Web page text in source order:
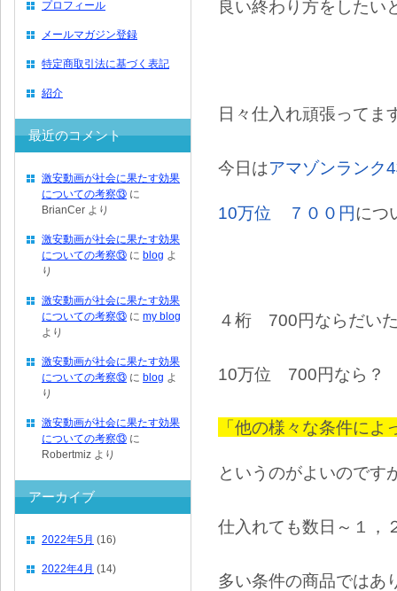
良い終わり方をしたい
日々仕入れ頑張ってま
今日はアマゾンラン
10万位 ７００円につ
４桁 700円ならだい
10万位 700円なら？
「他の様々な条件によ
というのがよいのです
仕入れても数日～１，
多い条件の商品ではあ
プロフィール
メールマガジン登録
特定商取引法に基づく表記
紹介
最近のコメント
激安動画が社会に果たす効果
についての考察⑬ に
BrianCer より
激安動画が社会に果たす効果
についての考察⑬ に blog よ
り
激安動画が社会に果たす効果
についての考察⑬ に my blog
より
激安動画が社会に果たす効果
についての考察⑬ に blog よ
り
激安動画が社会に果たす効果
についての考察⑬ に
Robertmiz より
アーカイブ
2022年5月 (16)
2022年4月 (14)